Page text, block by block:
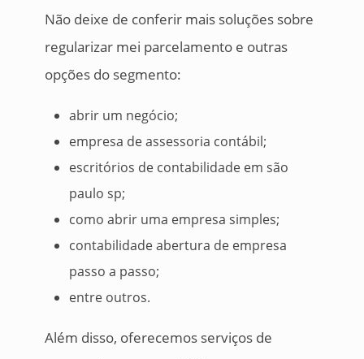
Não deixe de conferir mais soluções sobre
regularizar mei parcelamento e outras
opções do segmento:
abrir um negócio;
empresa de assessoria contábil;
escritórios de contabilidade em são
paulo sp;
como abrir uma empresa simples;
contabilidade abertura de empresa
passo a passo;
entre outros.
Além disso, oferecemos serviços de